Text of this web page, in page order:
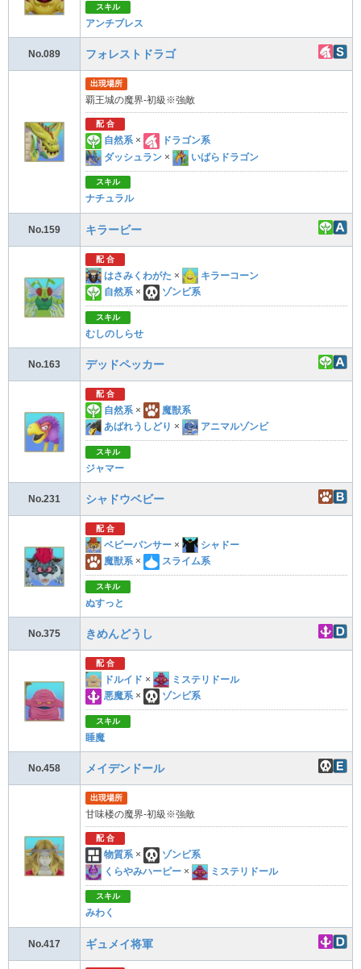
スキル
アンチブレス
No.089 フォレストドラゴ
出現場所
覇王城の魔界-初級※強敵
配 合
自然系 ×
ドラゴン系
ダッシュラン × いばらドラゴン
スキル
ナチュラル
No.159 キラービー
配 合
はさみくわがた ×
キラーコーン
自然系 × ゾンビ系
スキル
むしのしらせ
No.163 デッドペッカー
配 合
自然系 ×
魔獣系
あばれうしどり × アニマルゾンビ
スキル
ジャマー
No.231 シャドウベビー
配 合
ベビーパンサー ×
シャドー
魔獣系 × スライム系
スキル
ぬすっと
No.375 きめんどうし
配 合
ドルイド ×
ミステリドール
悪魔系 × ゾンビ系
スキル
睡魔
No.458 メイデンドール
出現場所
甘味楼の魔界-初級※強敵
配 合
物質系 ×
ゾンビ系
くらやみハーピー × ミステリドール
スキル
みわく
No.417 ギュメイ将軍